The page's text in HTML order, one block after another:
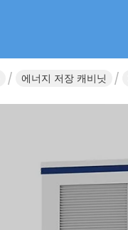
에너지 저장 캐비닛